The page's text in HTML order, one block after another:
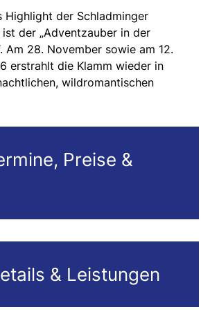
Highlight der Schladminger
der „Adventzauber in der
Am 28. November sowie am 12.
erstrahlt die Klamm wieder in
wildromantischen
Preise &
& Leistungen